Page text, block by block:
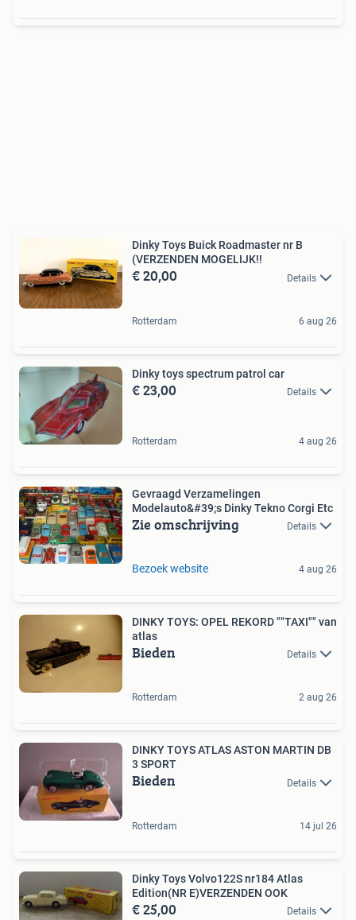
Dinky Toys Buick Roadmaster nr B
(VERZENDEN MOGELIJK!!
€ 20,00 Details
Rotterdam 6 aug 26
Dinky toys spectrum patrol car
€ 23,00 Details
Rotterdam 4 aug 26
Gevraagd Verzamelingen
Modelauto&#39;s Dinky Tekno Corgi Etc
Zie omschrijving Details
Bezoek website 4 aug 26
DINKY TOYS: OPEL REKORD ""TAXI"" van
atlas
Bieden Details
Rotterdam 2 aug 26
DINKY TOYS ATLAS ASTON MARTIN DB
3 SPORT
Bieden Details
Rotterdam 14 jul 26
Dinky Toys Volvo122S nr184 Atlas
Edition(NR E)VERZENDEN OOK
€ 25,00 Details